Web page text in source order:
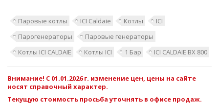
Паровые котлы ICI Caldaie Котлы
ICI
Парогенераторы
Паровые генераторы
Котлы ICI CALDAIE
Котлы ICI 1 Бар ICI CALDAIE BX 800
Внимание! С 01.01.2026 г. изменение цен, цены на сайте
носят справочный характер.
Текущую стоимость просьба уточнять в офисе продаж.